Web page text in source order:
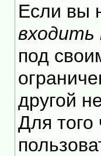
Если вы
входить
под
другой
Для